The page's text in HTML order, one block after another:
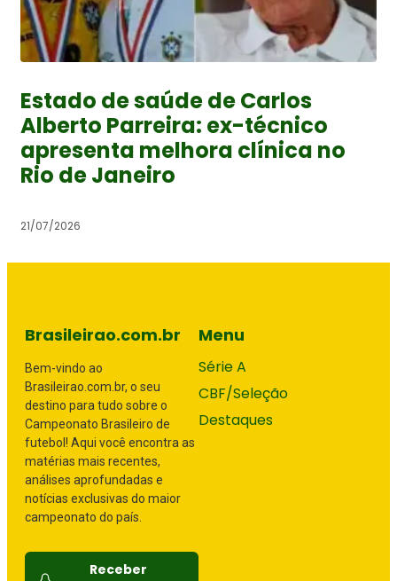
Estado de saúde de Carlos
Alberto Parreira: ex-técnico
apresenta melhora clínica no
Rio de Janeiro
21/07/2026
Brasileirao.com.br
Bem-vindo ao
Brasileirao.com.br, o seu
destino para tudo sobre o
Campeonato Brasileiro de
futebol! Aqui você encontra as
matérias mais recentes,
análises aprofundadas e
notícias exclusivas do maior
campeonato do país.
Receber
Menu
Série A
CBF/Seleção
Destaques